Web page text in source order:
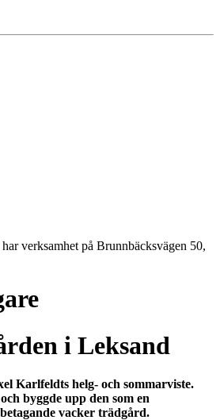
verksamhet på Brunnbäcksvägen 50,
i Leksand
Karlfeldts helg- och sommarviste.
byggde upp den som en
vacker trädgård.